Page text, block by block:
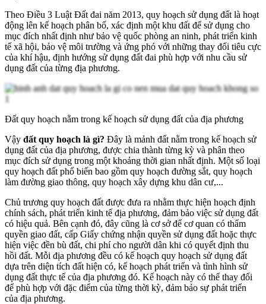
Theo Điều 3 Luật Đất đai năm 2013, quy hoạch sử dụng đất là hoạt
động lên kế hoạch phân bố, xác định một khu đất để sử dụng cho
mục đích nhất định như bảo vệ quốc phòng an ninh, phát triển kinh
tế xã hội, bảo vệ môi trường và ứng phó với những thay đổi tiêu cực
của khí hậu, định hướng sử dụng đất đai phù hợp với nhu cầu sử
dụng đất của từng địa phương.
Đất quy hoạch nằm trong kế hoạch sử dụng đất của địa phương
Vậy đất quy hoạch là gì? Đây là mảnh đất nằm trong kế hoạch sử
dụng đất của địa phương, được chia thành từng kỳ và phân theo
mục đích sử dụng trong một khoảng thời gian nhất định. Một số loại
quy hoạch đất phổ biến bao gồm quy hoạch đường sắt, quy hoạch
làm đường giao thông, quy hoạch xây dựng khu dân cư,...
Chủ trương quy hoạch đất được đưa ra nhằm thực hiện hoạch định
chính sách, phát triển kinh tế địa phương, đảm bảo việc sử dụng đất
có hiệu quả. Bên cạnh đó, đây cũng là cơ sở để cơ quan có thẩm
quyền giao đất, cấp Giấy chứng nhận quyền sử dụng đất hoặc thực
hiện việc đền bù đất, chi phí cho người dân khi có quyết định thu
hồi đất. Mỗi địa phương đều có kế hoạch quy hoạch sử dụng đất
dựa trên diện tích đất hiện có, kế hoạch phát triển và tình hình sử
dụng đất thực tế của địa phương đó. Kế hoạch này có thể thay đổi
để phù hợp với đặc điểm của từng thời kỳ, đảm bảo sự phát triển
của địa phương.